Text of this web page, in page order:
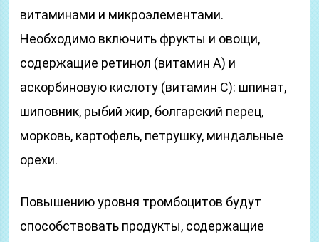
витаминами и микроэлементами.
Необходимо включить фрукты и овощи,
содержащие ретинол (витамин А) и
аскорбиновую кислоту (витамин С): шпинат,
шиповник, рыбий жир, болгарский перец,
морковь, картофель, петрушку, миндальные
орехи.
Повышению уровня тромбоцитов будут
способствовать продукты, содержащие